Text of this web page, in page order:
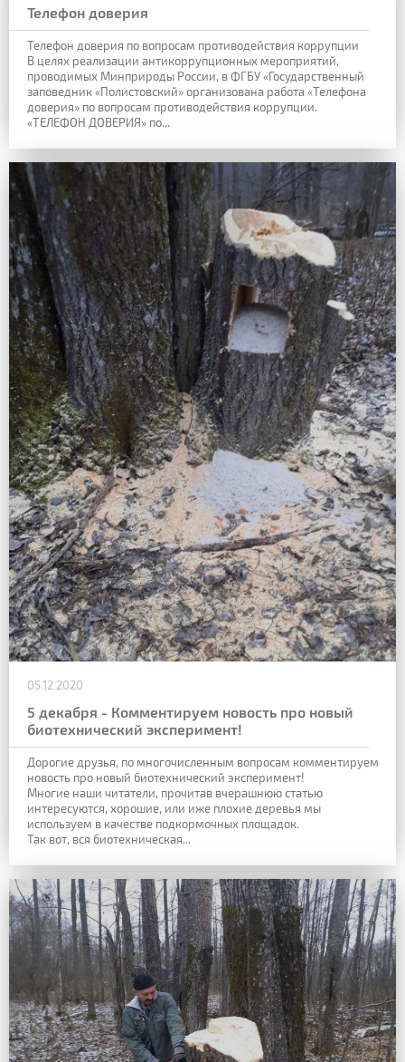
Телефон доверия
Телефон доверия по вопросам противодействия коррупции
В целях реализации антикоррупционных мероприятий,
проводимых Минприроды России, в ФГБУ «Государственный
заповедник «Полистовский» организована работа «Телефона
доверия» по вопросам противодействия коррупции.
«ТЕЛЕФОН ДОВЕРИЯ» по...
05.12.2020
5 декабря - Комментируем новость про новый
биотехнический эксперимент!
Дорогие друзья, по многочисленным вопросам комментируем
новость про новый биотехнический эксперимент!
Многие наши читатели, прочитав вчерашнюю статью
интересуются, хорошие, или иже плохие деревья мы
используем в качестве подкормочных площадок.
Так вот, вся биотехническая...